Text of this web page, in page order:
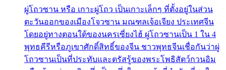
ผู่โถวซาน หรือ เกาะผู่โถว เป็นเกาะเล็กๆ ที่ตั้งอยู่ในส่วน
ตะวันออกของเมืองโจวซาน มณฑลเจ้อเจียง ประเทศจีน
โดยอยู่ทางตอนใต้ของนครเซี่ยงไฮ้ ผู่โถวซานเป็น 1 ใน 4
พุทธคีรีหรือภูเขาศักดิ์สิทธิ์ของจีน ชาวพุทธจีนเชื่อกันว่าผู่
โถวซานเป็นที่ประทับและตรัสรู้ของพระโพธิสัตว์กวนอิม